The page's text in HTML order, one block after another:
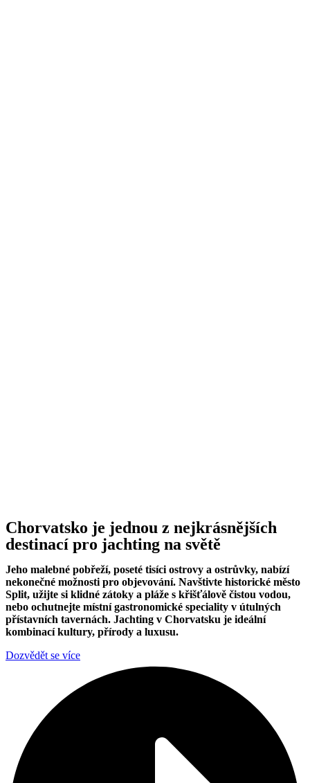
Chorvatsko je jednou z nejkrásnějších
destinací pro jachting na světě
Jeho malebné pobřeží, poseté tisíci ostrovy a ostrůvky, nabízí
nekonečné možnosti pro objevování. Navštivte historické město
Split, užijte si klidné zátoky a pláže s křišťálově čistou vodou,
nebo ochutnejte místní gastronomické speciality v útulných
přístavních tavernách. Jachting v Chorvatsku je ideální
kombinací kultury, přírody a luxusu.
Dozvědět se více